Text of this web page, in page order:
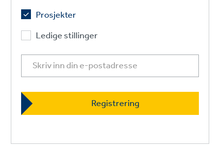
Prosjekter
Ledige stillinger